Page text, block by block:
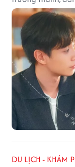
DU LỊCH - KHÁM